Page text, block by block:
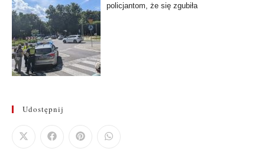
policjantom, że się zgubiła
Udostępnij